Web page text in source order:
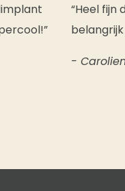
“Heel fijn
belangrijk
-